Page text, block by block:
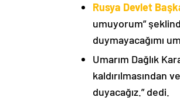
Rusya Devlet
umuyorum”
duymayacağımı
Umarım Dağlık
kaldırılmasından
duyacağız.” dedi.